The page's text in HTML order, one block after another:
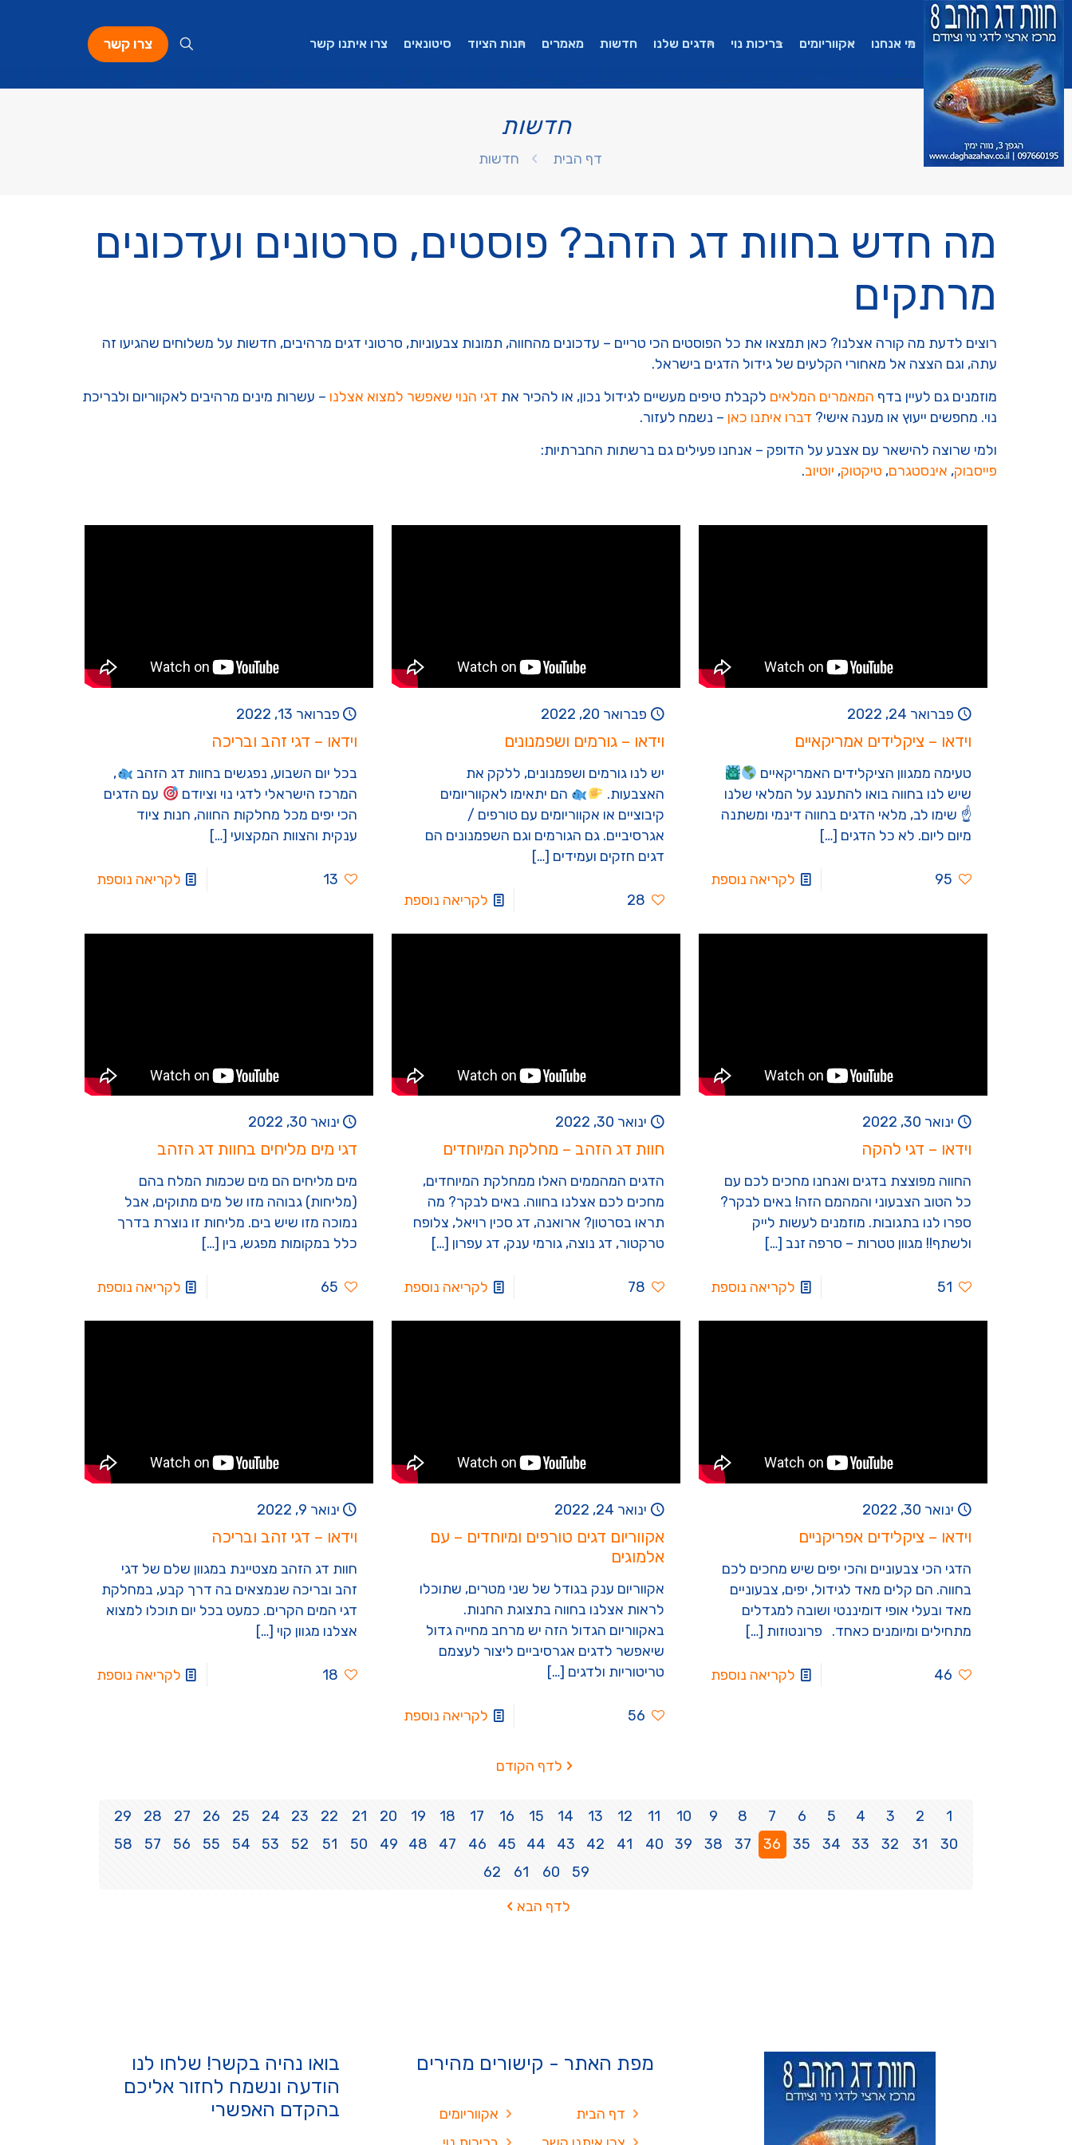
מי אנחנו אקווריומים בריכות נוי הדגים שלנו חדשות מאמרים חנות הציוד סיטונאים צרו איתנו קשר צרו קשר
חדשות
דף הבית חדשות
מה חדש בחוות דג הזהב? פוסטים, סרטונים ועדכונים
מרתקים
רוצים לדעת מה קורה אצלנו? כאן תמצאו את כל הפוסטים הכי טריים – עדכונים מהחווה, תמונות צבעוניות, סרטוני דגים מרהיבים, חדשות על משלוחים שהגיעו זה
עתה, וגם הצצה אל מאחורי הקלעים של גידול הדגים בישראל.
מוזמנים גם לעיין בדף המאמרים המלאים לקבלת טיפים מעשיים לגידול נכון, או להכיר את דגי הנוי שאפשר למצוא אצלנו – עשרות מינים מרהיבים לאקווריום ולבריכת
נוי. מחפשים ייעוץ או מענה אישי? דברו איתנו כאן – נשמח לעזור.
ולמי שרוצה להישאר עם אצבע על הדופק – אנחנו פעילים גם ברשתות החברתיות:
פייסבוק, אינסטגרם, טיקטוק, יוטיוב.
פברואר 24, 2022
וידאו – ציקלידים אמריקאיים
טעימה ממגוון הציקלידים האמריקאיים
שיש לנו בחווה בואו להתענג על המלאי שלנו
☝ שימו לב, מלאי הדגים בחווה דינמי ומשתנה
מיום ליום. לא כל הדגים […]
95 לקריאה נוספת
פברואר 20, 2022
וידאו – גורמים ושפמנונים
יש לנו גורמים ושפמנונים, ללקק את
האצבעות.
הם יתאימו לאקווריומים
קיבוציים או אקווריומים עם טורפים /
אגרסיביים. גם הגורמים וגם השפמנונים הם
דגים חזקים ועמידים […]
28 לקריאה נוספת
פברואר 13, 2022
וידאו – דגי זהב ובריכה
בכל יום השבוע, נפגשים בחוות דג הזהב
,
המרכז הישראלי לדגי נוי וציודם
עם הדגים
הכי יפים מכל מחלקות החווה, חנות ציוד
ענקית והצוות המקצועי […]
13 לקריאה נוספת
ינואר 30, 2022
וידאו – דגי להקה
החווה מפוצצת בדגים ואנחנו מחכים לכם עם
כל הטוב הצבעוני והמהמם הזה! באים לבקר?
ספרו לנו בתגובות. מוזמנים לעשות לייק
ולשתף!! מגוון טטרות – סרפה זנב […]
51 לקריאה נוספת
ינואר 30, 2022
חוות דג הזהב – מחלקת המיוחדים
הדגים המהממים האלו ממחלקת המיוחדים,
מחכים לכם אצלנו בחווה. באים לבקר? מה
תראו בסרטון? ארואנה, דג סכין רויאל, צלופח
טרקטור, דג נוצה, גורמי ענק, דג עפרון […]
78 לקריאה נוספת
ינואר 30, 2022
דגי מים מליחים בחוות דג הזהב
מים מליחים הם מים שכמות המלח בהם
(מליחות) גבוהה מזו של מים מתוקים, אבל
נמוכה מזו שיש בים. מליחות זו נוצרת בדרך
כלל במקומות מפגש, בין […]
65 לקריאה נוספת
ינואר 30, 2022
וידאו – ציקלידים אפריקניים
הדגי הכי צבעוניים והכי יפים שיש מחכים לכם
בחווה. הם קלים מאד לגידול, יפים, צבעוניים
מאד ובעלי אופי דומיננטי ושובה למגדלים
מתחילים ומיומנים כאחד. פרונטוזות […]
46 לקריאה נוספת
ינואר 24, 2022
אקווריום דגים טורפים ומיוחדים – עם
אלמוגים
אקווריום ענק בגודל של שני מטרים, שתוכלו
לראות אצלנו בחווה בתצוגת החנות.
באקווריום הגדול הזה יש מרחב מחייה גדול
שיאפשר לדגים אגרסיביים ליצור לעצמם
טריטוריות ולדגים […]
56 לקריאה נוספת
ינואר 9, 2022
וידאו – דגי זהב ובריכה
חוות דג הזהב מצטיינת במגוון שלם של דגי
זהב ובריכה שנמצאים בה דרך קבע, במחלקת
דגי המים הקרים. כמעט בכל יום תוכלו למצוא
אצלנו מגוון קוי […]
18 לקריאה נוספת
לדף הקודם
1
2
3
4
5
6
7
8
9
10
11
12
13
14
15
16
17
18
19
20
21
22
23
24
25
26
27
28
29
30
31
32
33
34
35
36
37
38
39
40
41
42
43
44
45
46
47
48
49
50
51
52
53
54
55
56
57
58
59
60
61
62
לדף הבא
מפת האתר - קישורים מהירים
אקווריומים
דף הבית
בואו נהיה בקשר! שלחו לנו
הודעה ונשמח לחזור אליכם
בהקדם האפשרי